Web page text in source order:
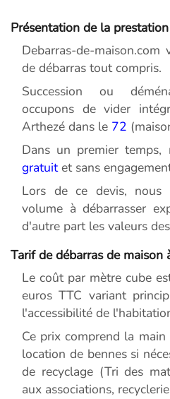
Présentation de la
Debarras-de-
de débarras tout compris.
Succession ou
occupons de vider
Arthezé dans le 72
Dans un premier temps,
gratuitet sans
Lors de ce devis,
volume à débarrasser
d'autre part les valeurs
Tarif de débarras de maison
Le coût par mètre cube
euros TTC variant
l'accessibilité de
Ce prix comprend la
location de bennes si
de recyclage (Tri des
aux associations,